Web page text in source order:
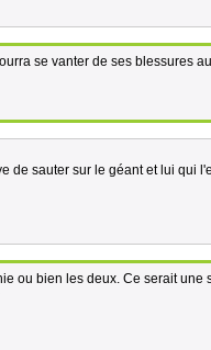
se vanter de ses blessures
de sauter sur le géant et lui qui
ou bien les deux. Ce serait une